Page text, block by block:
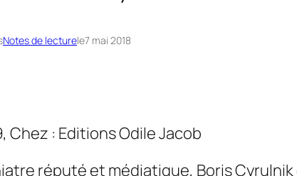
Notes de lecturele7 mai 2018
Chez : Editions Odile Jacob
réputé et médiatique, Boris